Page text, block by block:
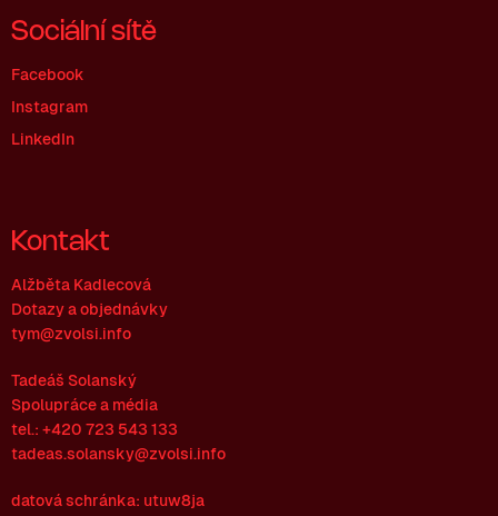
Sociální sítě
Facebook
Instagram
LinkedIn
Kontakt
Alžběta Kadlecová
Dotazy a objednávky
tym@zvolsi.info
Tadeáš Solanský
Spolupráce a média
tel.: +420 723 543 133
tadeas.solansky@zvolsi.info
datová schránka: utuw8ja